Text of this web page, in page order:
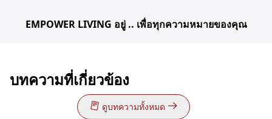
EMPOWER LIVING อยู่ .. เพื่อทุกความหมายของคุณ
บทความที่เกี่ยวข้อง
ดูบทความทั้งหมด